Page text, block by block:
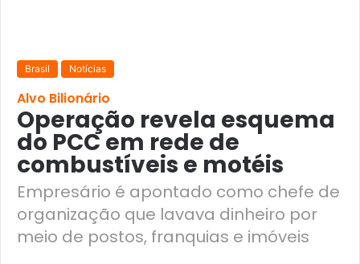
Brasil Notícias
Alvo Bilionário
Operação revela esquema
do PCC em rede de
combustíveis e motéis
Empresário é apontado como chefe de
organização que lavava dinheiro por
meio de postos, franquias e imóveis